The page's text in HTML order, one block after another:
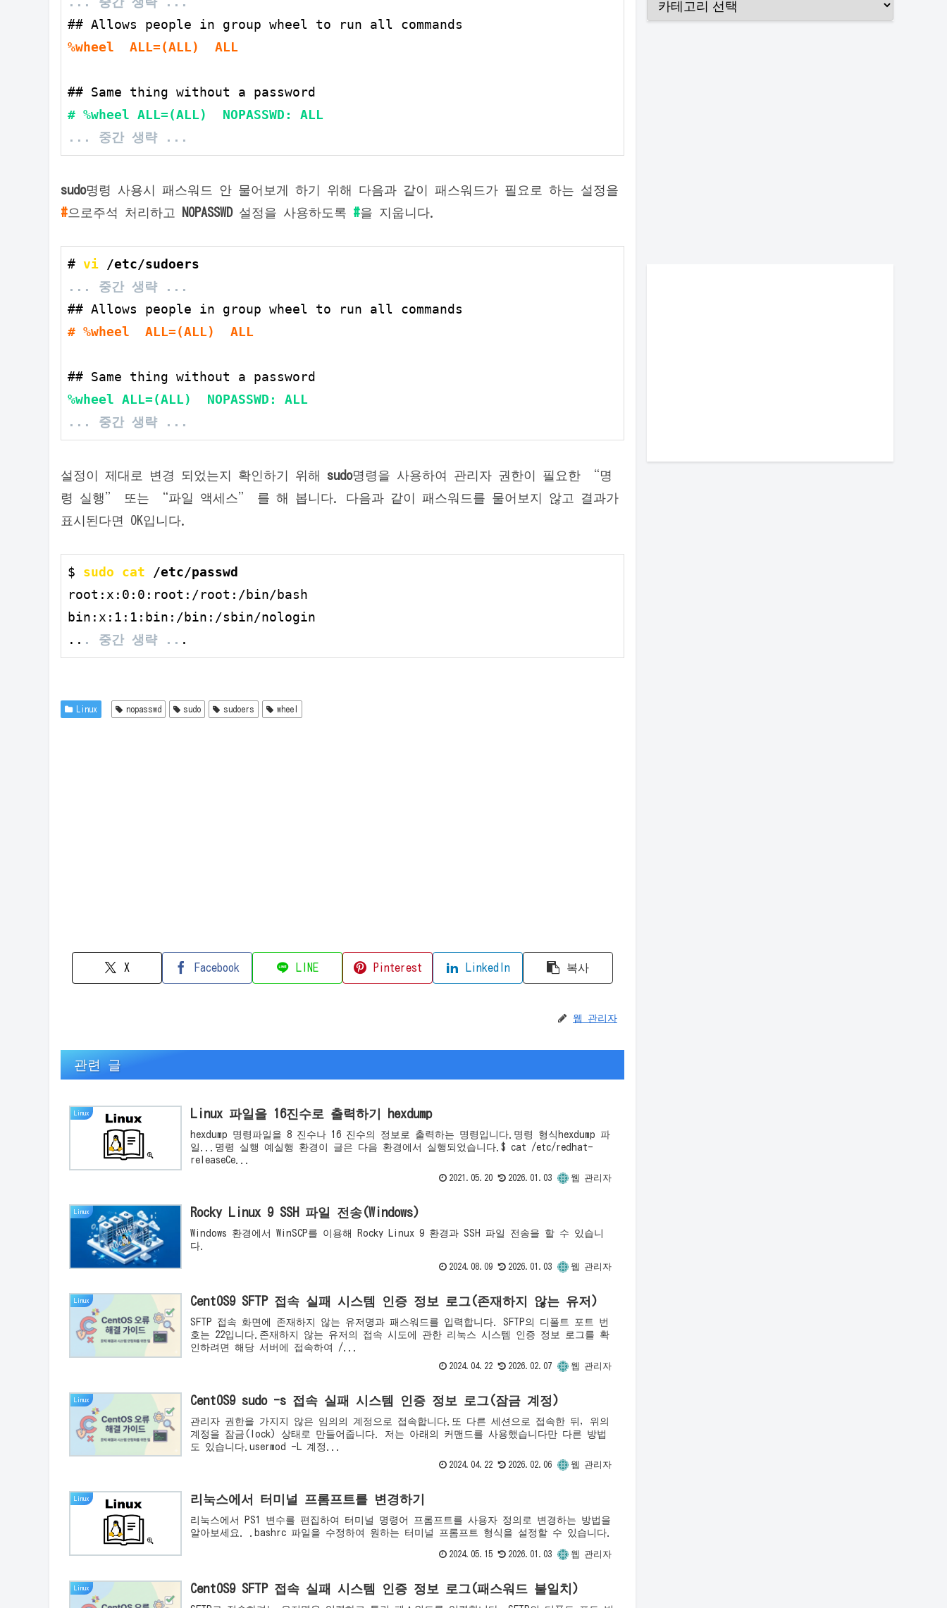
%wheel  ALL=(ALL)  ALL
# %wheel ALL=(ALL)  NOPASSWD: ALL
... 중간 생략 ...
sudo명령 사용시 패스워드 안 물어보게 하기 위해 다음과 같이 패스워드가 필요로 하는 설정을
#으로주석 처리하고 NOPASSWD설정을 사용하도록 #을 지웁니다.
# vi /etc/sudoers
... 중간 생략 ...
# %wheel  ALL=(ALL)  ALL
%wheel ALL=(ALL)  NOPASSWD: ALL
... 중간 생략 ...
설정이 제대로 변경 되었는지 확인하기 위해 sudo명령을 사용하여 관리자 권한이 필요한 “명
령 실행” 또는 “파일 액세스” 를 해 봅니다. 다음과 같이 패스워드를 물어보지 않고 결과가
표시된다면 OK입니다.
$ sudo cat /etc/passwd
root:x:0:0:root:/root:/bin/bash
bin:x:1:1:bin:/bin:/sbin/nologin
.. . 중간 생략 .. .
Linux nopasswd sudo sudoers wheel
X Facebook LINE Pinterest LinkedIn 복사
웹 관리자
관련 글
Linux Linux 파일을 16진수로 출력하기 hexdump
hexdump 명령파일을 8 진수나 16 진수의 정보로 출력하는 명령입니다.명령 형식hexdump 파
일...명령 실행 예실행 환경이 글은 다음 환경에서 실행되었습니다.$ cat /etc/redhat-
releaseCe...
2021.05.20 2026.01.03 웹 관리자
Linux Rocky Linux 9 SSH 파일 전송(Windows)
Windows 환경에서 WinSCP를 이용해 Rocky Linux 9 환경과 SSH 파일 전송을 할 수 있습니
다.
2024.08.09 2026.01.03 웹 관리자
Linux CentOS9 SFTP 접속 실패 시스템 인증 정보 로그(존재하지 않는 유저)
SFTP 접속 화면에 존재하지 않는 유저명과 패스워드를 입력합니다. SFTP의 디폴트 포트 번
호는 22입니다.존재하지 않는 유저의 접속 시도에 관한 리눅스 시스템 인증 정보 로그를 확
인하려면 해당 서버에 접속하여 /...
2024.04.22 2026.02.07 웹 관리자
Linux CentOS9 sudo -s 접속 실패 시스템 인증 정보 로그(잠금 계정)
관리자 권한을 가지지 않은 임의의 계정으로 접속합니다.또 다른 세션으로 접속한 뒤, 위의
계정을 잠금(lock) 상태로 만들어줍니다. 저는 아래의 커맨드를 사용했습니다만 다른 방법
도 있습니다.usermod -L 계정...
2024.04.22 2026.02.06 웹 관리자
Linux 리눅스에서 터미널 프롬프트를 변경하기
리눅스에서 PS1 변수를 편집하여 터미널 명령어 프롬프트를 사용자 정의로 변경하는 방법을
알아보세요. .bashrc 파일을 수정하여 원하는 터미널 프롬프트 형식을 설정할 수 있습니다.
2024.05.15 2026.01.03 웹 관리자
Linux CentOS9 SFTP 접속 실패 시스템 인증 정보 로그(패스워드 불일치)